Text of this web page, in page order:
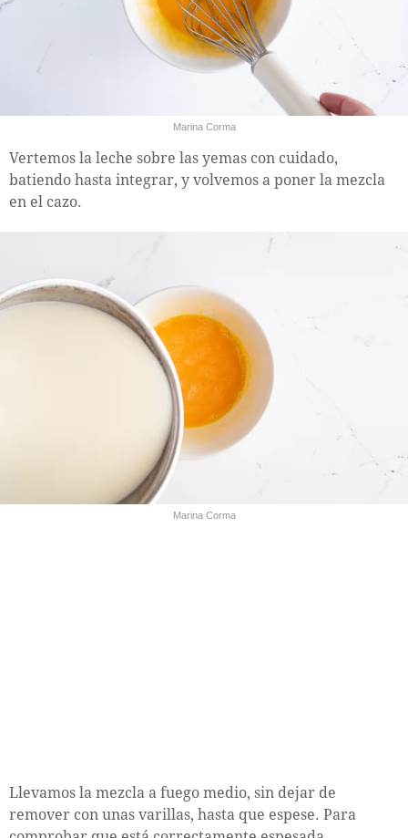
Marina Corma
Vertemos la leche sobre las yemas con cuidado,
batiendo hasta integrar, y volvemos a poner la mezcla
en el cazo.
Marina Corma
Llevamos la mezcla a fuego medio, sin dejar de
remover con unas varillas, hasta que espese. Para